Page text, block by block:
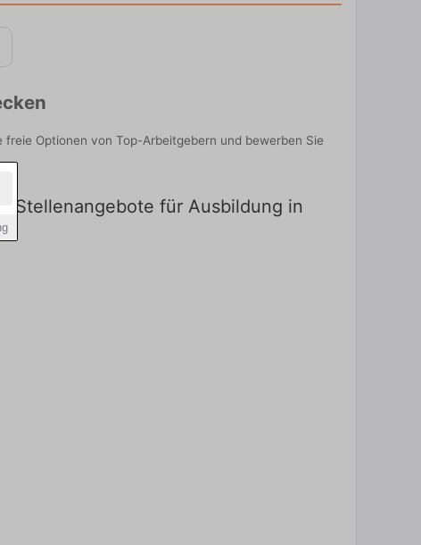
Optionen von Top-Arbeitgebern und bewerben Sie
Stellenangebote für Ausbildung in